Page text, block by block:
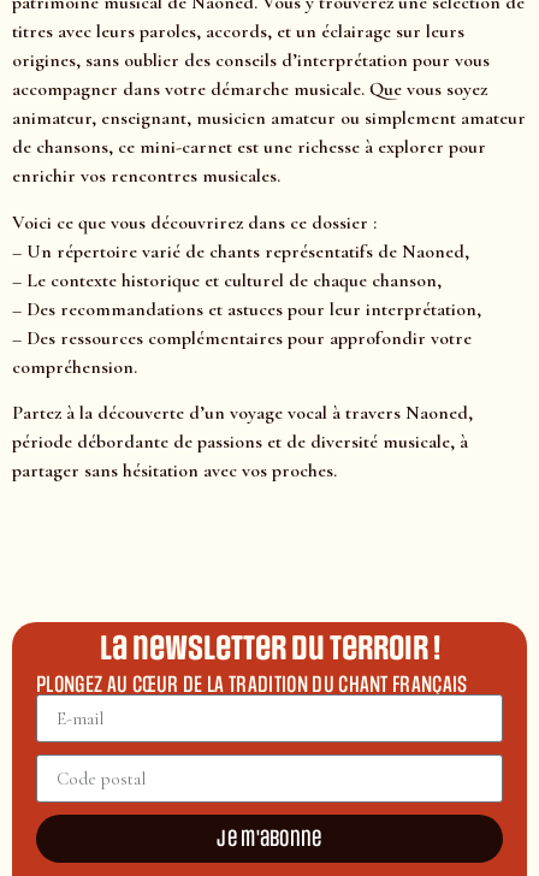
titres avec leurs paroles, accords, et un éclairage sur leurs
origines, sans oublier des conseils d’interprétation pour vous
accompagner dans votre démarche musicale. Que vous soyez
animateur, enseignant, musicien amateur ou simplement amateur
de chansons, ce mini-carnet est une richesse à explorer pour
enrichir vos rencontres musicales.
Voici ce que vous découvrirez dans ce dossier :
– Un répertoire varié de chants représentatifs de Naoned,
– Le contexte historique et culturel de chaque chanson,
– Des recommandations et astuces pour leur interprétation,
– Des ressources complémentaires pour approfondir votre
compréhension.
Partez à la découverte d’un voyage vocal à travers Naoned,
période débordante de passions et de diversité musicale, à
partager sans hésitation avec vos proches.
La newsletter du terroir !
PLONGEZ AU CŒUR DE LA TRADITION DU CHANT FRANÇAIS
Je m'abonne